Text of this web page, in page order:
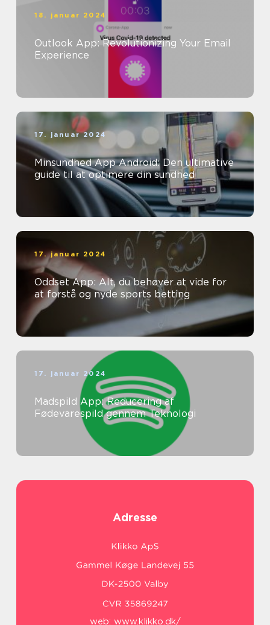
18. januar 2024
Outlook App: Revolutionizing Your Email
Experience
17. januar 2024
Minsundhed App Android: Den ultimative
guide til at optimere din sundhed
17. januar 2024
Oddset App: Alt, du behøver at vide for
at forstå og nyde sports betting
17. januar 2024
Madspild App: Reducering af
Fødevarespild gennem Teknologi
Adresse
web: www.klikko.dk/